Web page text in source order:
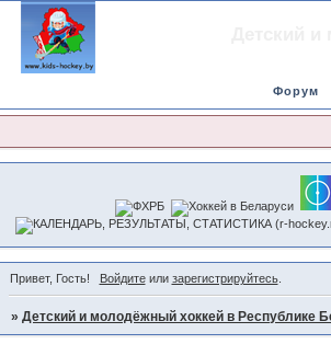
Форум
Привет, Гость! Войдитеили зарегистрируйтесь.
»Детский и молодёжный хоккей в Республике